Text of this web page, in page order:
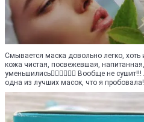
Смывается маска довольно легко,
кожа чистая, посвежевшая,
уменьшились👍🏻👍🏻👍🏻 Вообще не
одна из лучших масок, что я пробовала!